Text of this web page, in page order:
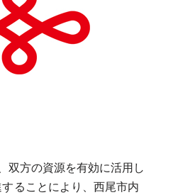
双方の資源を有効に活用し
ることにより、西尾市内